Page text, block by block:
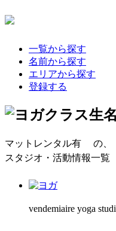
一覧から探す
名前から探す
エリアから探す
登録する
マットレンタル有
の、
スタジオ・活動情報一覧
vendemiaire yoga